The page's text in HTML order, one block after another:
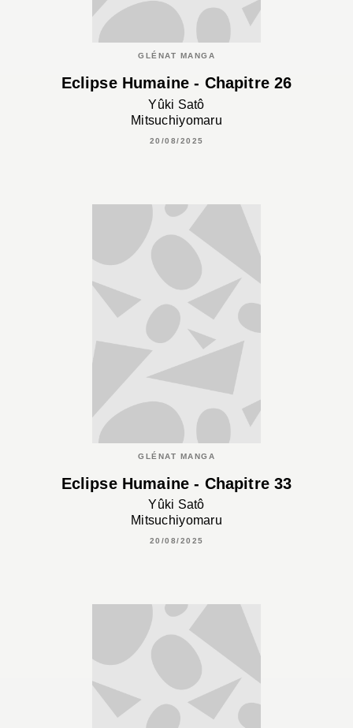
GLÉNAT MANGA
Eclipse Humaine - Chapitre 26
Yûki Satô
Mitsuchiyomaru
20/08/2025
GLÉNAT MANGA
Eclipse Humaine - Chapitre 33
Yûki Satô
Mitsuchiyomaru
20/08/2025